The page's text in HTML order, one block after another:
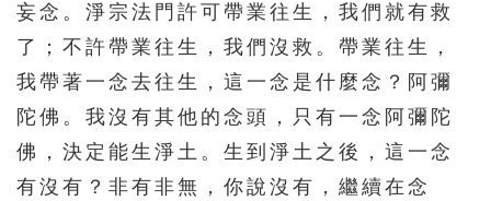
511 512 513 514 515
521 522 523 524 525
526 527 528 529 530
531 532 533 534 535
妄念。淨宗法門許可帶業往生，我們就有救
了；不許帶業往生，我們沒救。帶業往生，
我帶著一念去往生，這一念是什麼念？阿彌
陀佛。我沒有其他的念頭，只有一念阿彌陀
佛，決定能生淨土。生到淨土之後，這一念
有沒有？非有非無，你說沒有，繼續在念